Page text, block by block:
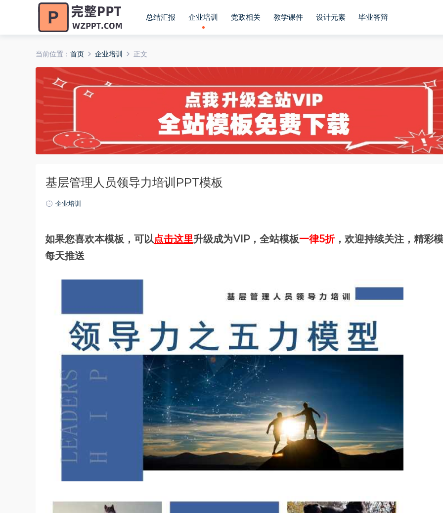
总结汇报 企业培训 党政相关 教学课件 设计元素 毕业答辩
当前位置： 首页 企业培训 正文
基层管理人员领导力培训PPT模板
企业培训
如果您喜欢本模板，可以点击这里升级成为VIP，全站模板一律5折，欢迎持续关注，精彩
每天推送